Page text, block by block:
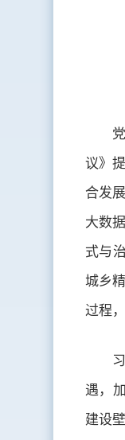
议》
合发
大数
式与
城乡
过程
遇，
建设